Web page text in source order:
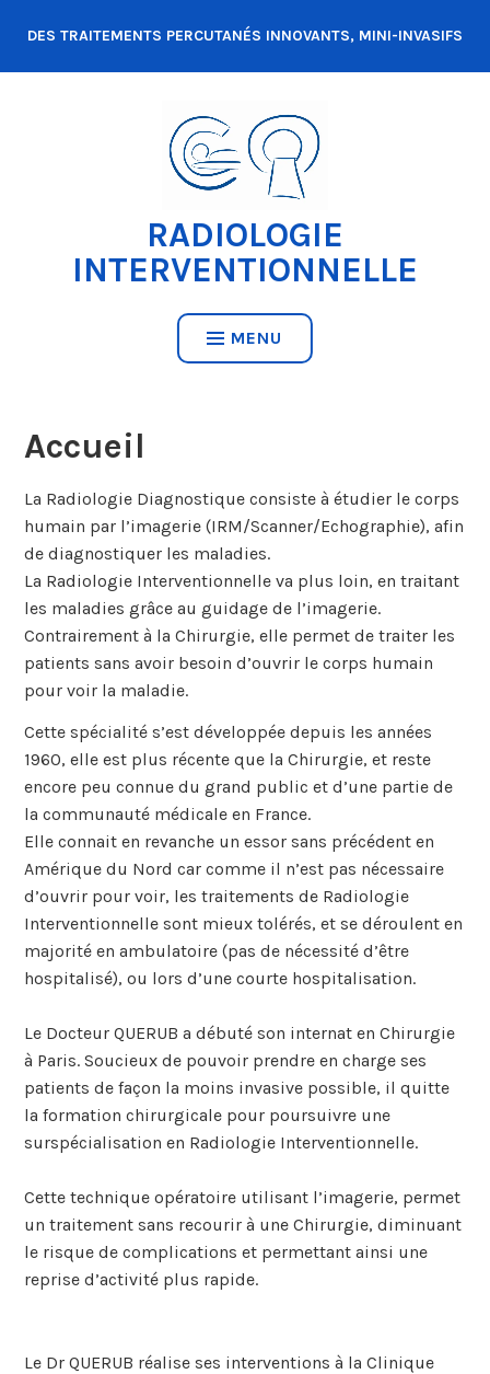
contenu
DES TRAITEMENTS PERCUTANÉS INNOVANTS, MINI-INVASIFS
RADIOLOGIE
INTERVENTIONNELLE
MENU
Accueil
La Radiologie Diagnostique consiste à étudier le corps
humain par l’imagerie (IRM/Scanner/Echographie), afin
de diagnostiquer les maladies.
La Radiologie Interventionnelle va plus loin, en traitant
les maladies grâce au guidage de l’imagerie.
Contrairement à la Chirurgie, elle permet de traiter les
patients sans avoir besoin d’ouvrir le corps humain
pour voir la maladie.
Cette spécialité s’est développée depuis les années
1960, elle est plus récente que la Chirurgie, et reste
encore peu connue du grand public et d’une partie de
la communauté médicale en France.
Elle connait en revanche un essor sans précédent en
Amérique du Nord car comme il n’est pas nécessaire
d’ouvrir pour voir, les traitements de Radiologie
Interventionnelle sont mieux tolérés, et se déroulent en
majorité en ambulatoire (pas de nécessité d’être
hospitalisé), ou lors d’une courte hospitalisation.
Le Docteur QUERUB a débuté son internat en Chirurgie
à Paris. Soucieux de pouvoir prendre en charge ses
patients de façon la moins invasive possible, il quitte
la formation chirurgicale pour poursuivre une
surspécialisation en Radiologie Interventionnelle.
Cette technique opératoire utilisant l’imagerie, permet
un traitement sans recourir à une Chirurgie, diminuant
le risque de complications et permettant ainsi une
reprise d’activité plus rapide.
Le Dr QUERUB réalise ses interventions à la Clinique